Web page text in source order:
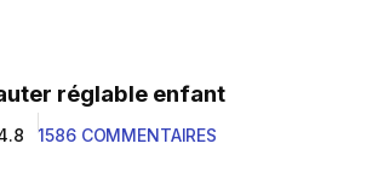
réglable enfant
from 1586 reviews
1586 COMMENTAIRES